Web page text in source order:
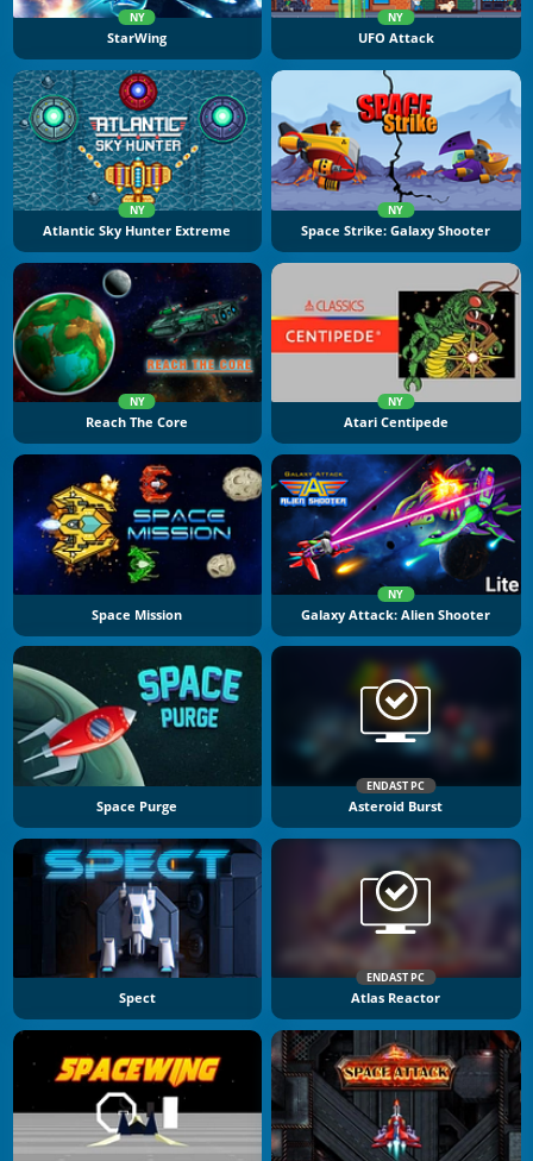
NY
StarWing
NY
UFO Attack
NY
Atlantic Sky Hunter Extreme
NY
Space Strike: Galaxy Shooter
NY
Reach The Core
NY
Atari Centipede
Space Mission
NY
Galaxy Attack: Alien Shooter
Space Purge
ENDAST PC
Asteroid Burst
Spect
ENDAST PC
Atlas Reactor